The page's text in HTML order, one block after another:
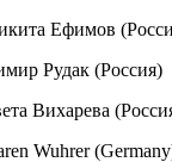
Ефимов
Рудак (Россия)
Вихарева
Wuhrer